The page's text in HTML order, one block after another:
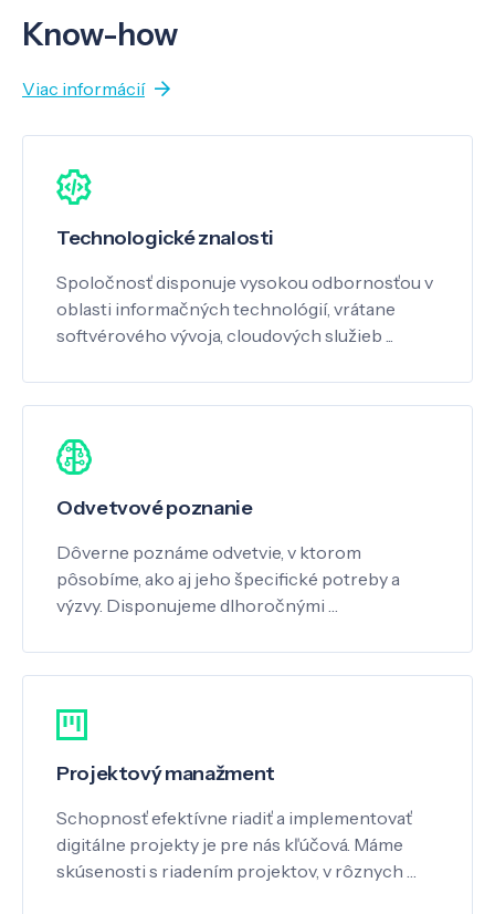
Know-how
Viac informácií
Technologické znalosti
Spoločnosť disponuje vysokou odbornosťou v
oblasti informačných technológií, vrátane
softvérového vývoja, cloudových služieb ...
Odvetvové poznanie
Dôverne poznáme odvetvie, v ktorom
pôsobíme, ako aj jeho špecifické potreby a
výzvy. Disponujeme dlhoročnými …
Projektový manažment
Schopnosť efektívne riadiť a implementovať
digitálne projekty je pre nás kľúčová. Máme
skúsenosti s riadením projektov, v rôznych …